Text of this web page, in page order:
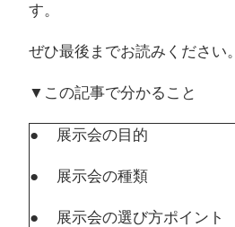
す。
ぜひ最後までお読みください。
▼この記事で分かること
● 展示会の目的
● 展示会の種類
● 展示会の選び方ポイント